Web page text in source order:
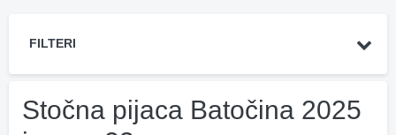
FILTERI
Stočna pijaca Batočina 2025